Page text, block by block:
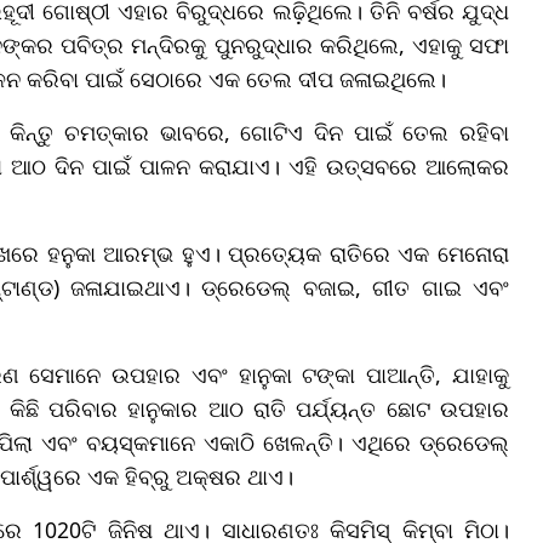
ଗୋଷ୍ଠୀ ଏହାର ବିରୁଦ୍ଧରେ ଲଢ଼ିଥିଲେ। ତିନି ବର୍ଷର ଯୁଦ୍ଧ
ପବିତ୍ର ମନ୍ଦିରକୁ ପୁନରୁଦ୍ଧାର କରିଥିଲେ, ଏହାକୁ ସଫା
ପାଇଁ ସେଠାରେ ଏକ ତେଲ ଦୀପ ଜଳାଇଥିଲେ।
ଚମତ୍କାର ଭାବରେ, ଗୋଟିଏ ଦିନ ପାଇଁ ତେଲ ରହିବା
ଆଠ ଦିନ ପାଇଁ ପାଳନ କରାଯାଏ। ଏହି ଉତ୍ସବରେ ଆଲୋକର
ହନୁକା ଆରମ୍ଭ ହୁଏ। ପ୍ରତ୍ୟେକ ରାତିରେ ଏକ ମେନୋରା
ଜଳାଯାଇଥାଏ। ଡ୍ରେଡେଲ୍ ବଜାଇ, ଗୀତ ଗାଇ ଏବଂ
ଉପହାର ଏବଂ ହାନୁକା ଟଙ୍କା ପାଆନ୍ତି, ଯାହାକୁ
ପରିବାର ହାନୁକାର ଆଠ ରାତି ପର୍ଯ୍ୟନ୍ତ ଛୋଟ ଉପହାର
ଏବଂ ବୟସ୍କମାନେ ଏକାଠି ଖେଳନ୍ତି। ଏଥିରେ ଡ୍ରେଡେଲ୍
ପାର୍ଶ୍ୱରେ ଏକ ହିବ୍ରୁ ଅକ୍ଷର ଥାଏ।
ଜିନିଷ ଥାଏ। ସାଧାରଣତଃ କିସମିସ୍ କିମ୍ବା ମିଠା।